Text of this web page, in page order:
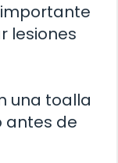
lesiones
una toalla
antes de